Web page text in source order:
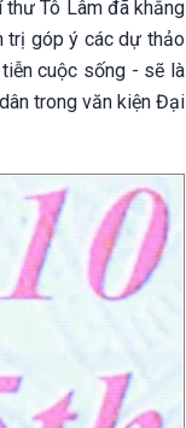
Tô Lâm đã khẳng
trị góp ý các dự thảo
cuộc sống - sẽ là
trong văn kiện Đại